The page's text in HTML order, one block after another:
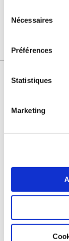
Nécessaires
Préférences
Statistiques
Marketing